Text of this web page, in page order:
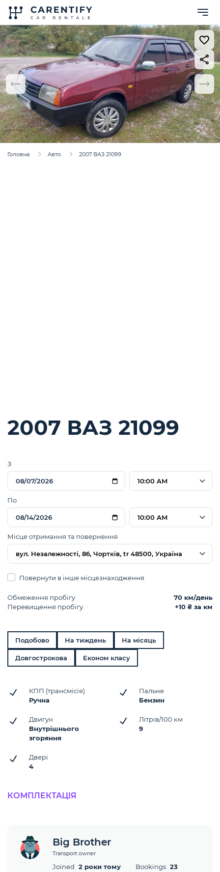
Головна Авто 2007 ВАЗ 21099
2007 ВАЗ 21099
З
10:00 AM
По
10:00 AM
Місце отримання та повернення
вул. Незалежності, 86, Чортків, tr 48500, Україна
Повернути в інше місцезнаходження
Обмеження пробігу
70 км/день
Перевищення пробігу
+10 ₴ за км
Подобово На тиждень На місяць
Довгострокова Економ класу
КПП (трансмісія)
Ручна
Пальне
Бензин
Двигун
Внутрішнього
згоряння
Літрів/100 км
9
Двері
4
КОМПЛЕКТАЦІЯ
Big Brother
Transport owner
Joined 2 роки тому Bookings 23